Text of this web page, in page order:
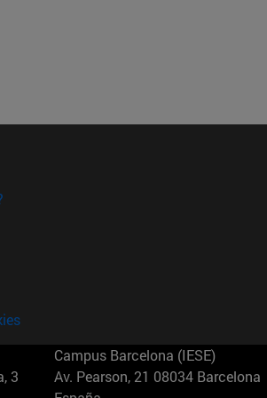
3
Campus Barcelona (IESE)
Av. Pearson, 21 08034 Barcelona